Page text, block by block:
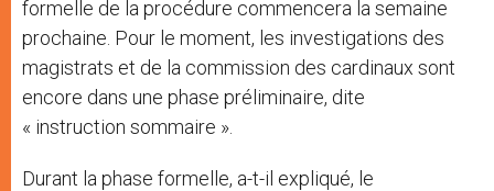
formelle de la procédure commencera la semaine
prochaine. Pour le moment, les investigations des
magistrats et de la commission des cardinaux sont
encore dans une phase préliminaire, dite
« instruction sommaire ».
Durant la phase formelle, a-t-il expliqué, le